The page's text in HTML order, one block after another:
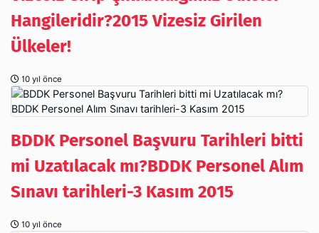
Hangileridir?2015 Vizesiz Girilen
Ülkeler!
10 yıl önce
BDDK Personel Başvuru Tarihleri bitti
mi Uzatılacak mı?BDDK Personel Alım
Sınavı tarihleri-3 Kasım 2015
10 yıl önce